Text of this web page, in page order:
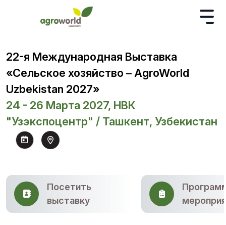
22-я Международная Выставка
«Сельское хозяйство – AgroWorld
Uzbekistan 2027»
24 - 26 Марта 2027, НВК
"Узэкспоцентр" / Ташкент, Узбекистан
Посетить
выставку